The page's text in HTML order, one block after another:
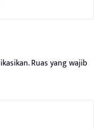
Ruas yang wajib